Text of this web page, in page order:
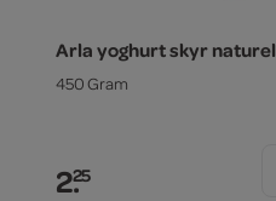
Arla yoghurt skyr naturel
450 Gram
2.25